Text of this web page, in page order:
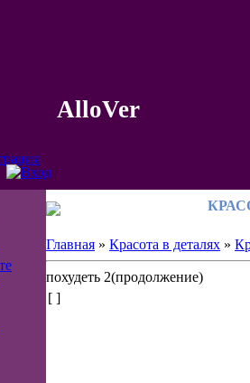
AlloVer
Главная » Красота в деталях »
похудеть 2(продолжение)
[ ]